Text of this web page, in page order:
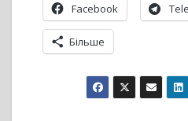
Facebook
Більше